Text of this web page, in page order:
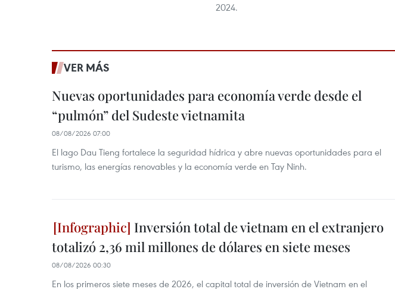
2024.
VER MÁS
Nuevas oportunidades para economía verde desde el
“pulmón” del Sudeste vietnamita
08/08/2026 07:00
El lago Dau Tieng fortalece la seguridad hídrica y abre nuevas oportunidades para el
turismo, las energías renovables y la economía verde en Tay Ninh.
Inversión total de vietnam en el extranjero
totalizó 2,36 mil millones de dólares en siete meses
08/08/2026 00:30
En los primeros siete meses de 2026, el capital total de inversión de Vietnam en el